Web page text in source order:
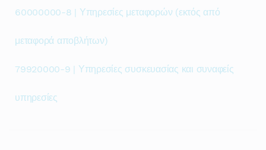
60000000-8 | Υπηρεσίες μεταφορών (εκτός από
μεταφορά αποβλήτων)
79920000-9 | Υπηρεσίες συσκευασίας και συναφείς
υπηρεσίες